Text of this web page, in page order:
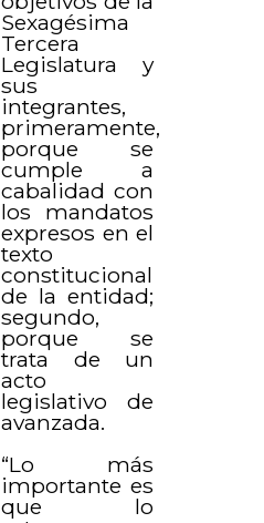
Sexagésima
Tercera
Legislatura y
sus
integrantes,
primeramente,
porque se
cumple a
cabalidad con
los mandatos
expresos en el
texto
constitucional
de la entidad;
segundo,
porque se
trata de un
acto
legislativo de
avanzada.
“Lo más
importante es
que lo